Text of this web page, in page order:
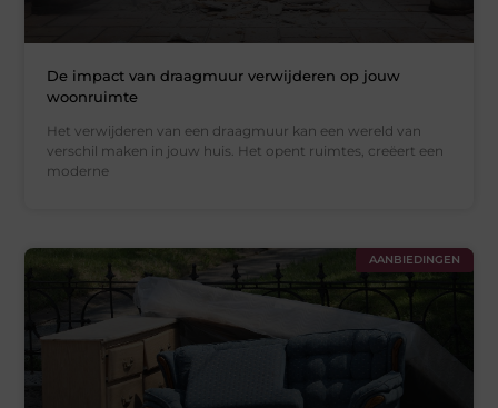
De impact van draagmuur verwijderen op jouw
woonruimte
Het verwijderen van een draagmuur kan een wereld van
verschil maken in jouw huis. Het opent ruimtes, creëert een
moderne
AANBIEDINGEN